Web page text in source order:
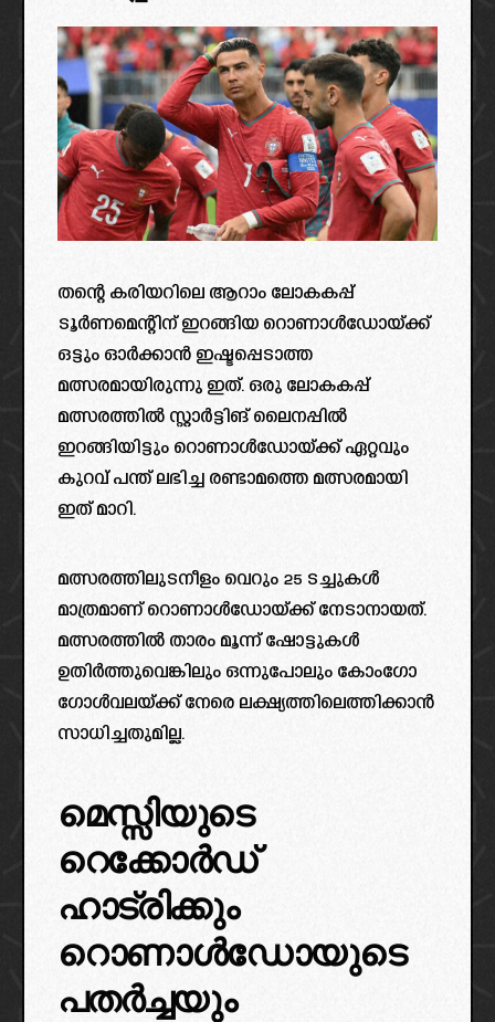
തന്റെ കരിയറിലെ ആറാം ലോകകപ്പ്
ടൂർണമെന്റിന് ഇറങ്ങിയ റൊണാൾഡോയ്ക്ക്
ഒട്ടും ഓർക്കാൻ ഇഷ്ടപ്പെടാത്ത
മത്സരമായിരുന്നു ഇത്. ഒരു ലോകകപ്പ്
മത്സരത്തിൽ സ്റ്റാർട്ടിങ് ലൈനപ്പിൽ
ഇറങ്ങിയിട്ടും റൊണാൾഡോയ്ക്ക് ഏറ്റവും
കുറവ് പന്ത് ലഭിച്ച രണ്ടാമത്തെ മത്സരമായി
ഇത് മാറി.
മത്സരത്തിലുടനീളം വെറും 25 ടച്ചുകൾ
മാത്രമാണ് റൊണാൾഡോയ്ക്ക് നേടാനായത്.
മത്സരത്തിൽ താരം മൂന്ന് ഷോട്ടുകൾ
ഉതിർത്തുവെങ്കിലും ഒന്നുപോലും കോംഗോ
ഗോൾവലയ്ക്ക് നേരെ ലക്ഷ്യത്തിലെത്തിക്കാൻ
സാധിച്ചതുമില്ല.
മെസ്സിയുടെ
റെക്കോർഡ്
ഹാട്രിക്കും
റൊണാൾഡോയുടെ
പതർച്ചയും